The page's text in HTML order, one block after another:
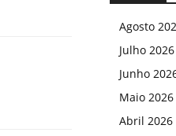
Agosto
Julho 2026
Junho
Maio 2026
Abril 2026